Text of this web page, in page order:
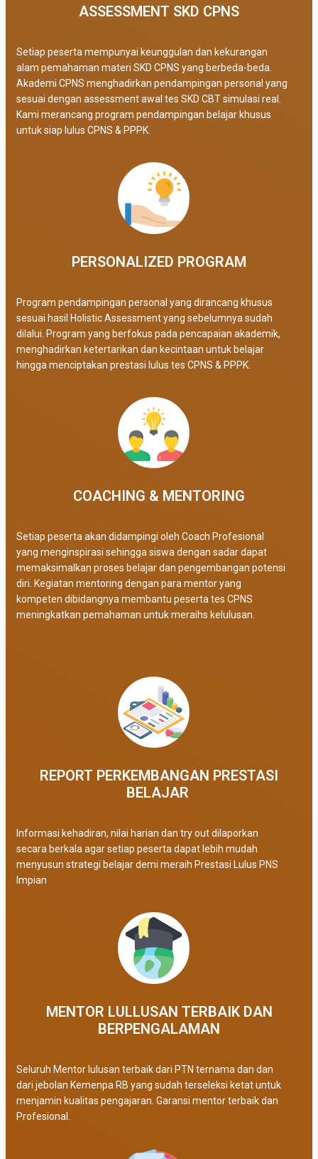
ASSESSMENT SKD CPNS
Setiap peserta mempunyai keunggulan dan kekurangan
alam pemahaman materi SKD CPNS yang berbeda-beda.
Akademi CPNS menghadirkan pendampingan personal yang
sesuai dengan assessment awal tes SKD CBT simulasi real.
Kami merancang program pendampingan belajar khusus
untuk siap lulus CPNS & PPPK.
PERSONALIZED PROGRAM​
Program pendampingan personal yang dirancang khusus
sesuai hasil Holistic Assessment yang sebelumnya sudah
dilalui. Program yang berfokus pada pencapaian akademik,
menghadirkan ketertarikan dan kecintaan untuk belajar
hingga menciptakan prestasi lulus tes CPNS & PPPK.
COACHING & MENTORING
Setiap peserta akan didampingi oleh Coach Profesional
yang menginspirasi sehingga siswa dengan sadar dapat
memaksimalkan proses belajar dan pengembangan potensi
diri. Kegiatan mentoring dengan para mentor yang
kompeten dibidangnya membantu peserta tes CPNS
meningkatkan pemahaman untuk meraihs kelulusan.
REPORT PERKEMBANGAN PRESTASI
BELAJAR ​
Informasi kehadiran, nilai harian dan try out dilaporkan
secara berkala agar setiap peserta dapat lebih mudah
menyusun strategi belajar demi meraih Prestasi Lulus PNS
Impian
MENTOR LULLUSAN TERBAIK DAN
BERPENGALAMAN
Seluruh Mentor lulusan terbaik dari PTN ternama dan dan
dari jebolan Kemenpa RB yang sudah terseleksi ketat untuk
menjamin kualitas pengajaran. Garansi mentor terbaik dan
Profesional.